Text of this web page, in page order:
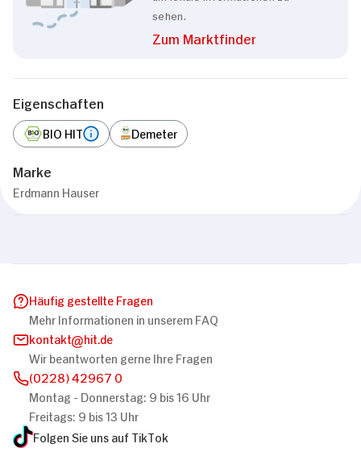
sehen.
Zum Marktfinder
Eigenschaften
BIO HIT Demeter
Marke
Erdmann Hauser
Häufig gestellte Fragen
Mehr Informationen in unserem FAQ
kontakt
hit.de
Wir beantworten gerne Ihre Fragen
(0228) 42967 0
Montag - Donnerstag: 9 bis 16 Uhr
Freitags: 9 bis 13 Uhr
Folgen Sie uns auf TikTok